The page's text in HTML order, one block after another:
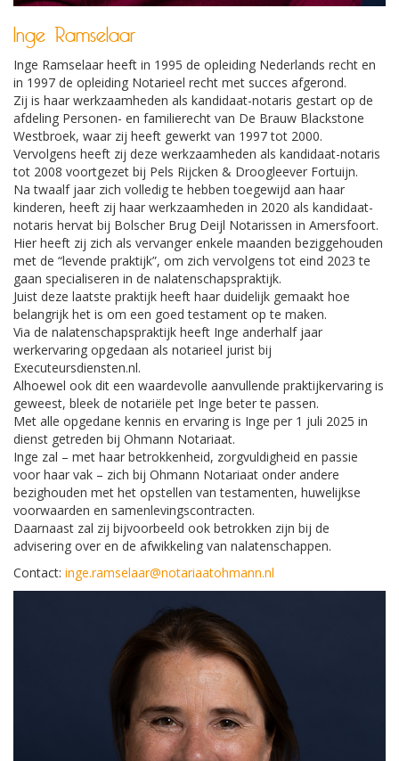
Inge Ramselaar
Inge Ramselaar heeft in 1995 de opleiding Nederlands recht en
in 1997 de opleiding Notarieel recht met succes afgerond.
Zij is haar werkzaamheden als kandidaat-notaris gestart op de
afdeling Personen- en familierecht van De Brauw Blackstone
Westbroek, waar zij heeft gewerkt van 1997 tot 2000.
Vervolgens heeft zij deze werkzaamheden als kandidaat-notaris
tot 2008 voortgezet bij Pels Rijcken & Droogleever Fortuijn.
Na twaalf jaar zich volledig te hebben toegewijd aan haar
kinderen, heeft zij haar werkzaamheden in 2020 als kandidaat-
notaris hervat bij Bolscher Brug Deijl Notarissen in Amersfoort.
Hier heeft zij zich als vervanger enkele maanden beziggehouden
met de “levende praktijk”, om zich vervolgens tot eind 2023 te
gaan specialiseren in de nalatenschapspraktijk.
Juist deze laatste praktijk heeft haar duidelijk gemaakt hoe
belangrijk het is om een goed testament op te maken.
Via de nalatenschapspraktijk heeft Inge anderhalf jaar
werkervaring opgedaan als notarieel jurist bij
Executeursdiensten.nl.
Alhoewel ook dit een waardevolle aanvullende praktijkervaring is
geweest, bleek de notariële pet Inge beter te passen.
Met alle opgedane kennis en ervaring is Inge per 1 juli 2025 in
dienst getreden bij Ohmann Notariaat.
Inge zal – met haar betrokkenheid, zorgvuldigheid en passie
voor haar vak – zich bij Ohmann Notariaat onder andere
bezighouden met het opstellen van testamenten, huwelijkse
voorwaarden en samenlevingscontracten.
Daarnaast zal zij bijvoorbeeld ook betrokken zijn bij de
advisering over en de afwikkeling van nalatenschappen.
Contact: inge.ramselaar@notariaatohmann.nl